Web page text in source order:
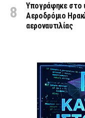
Υπογράφηκε στο
Αεροδρόμιο
αεροναυτιλίας